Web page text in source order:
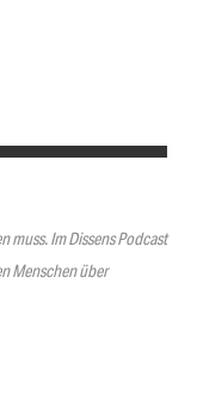
muss. Im Dissens Podcast
Menschen über